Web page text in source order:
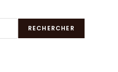
RECHERCHER